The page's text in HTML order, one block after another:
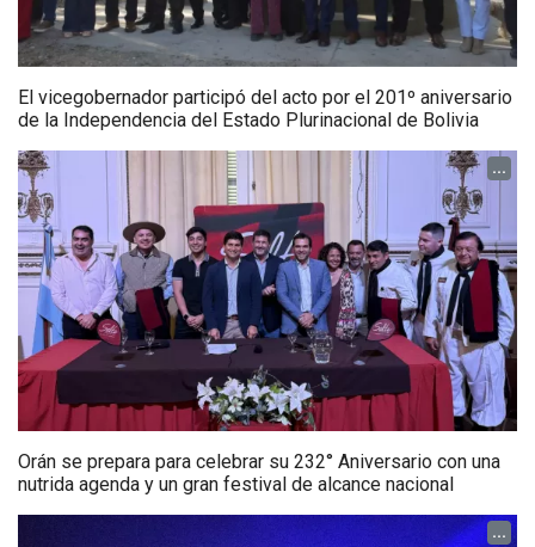
El vicegobernador participó del acto por el 201º aniversario
de la Independencia del Estado Plurinacional de Bolivia
...
Orán se prepara para celebrar su 232° Aniversario con una
nutrida agenda y un gran festival de alcance nacional
...